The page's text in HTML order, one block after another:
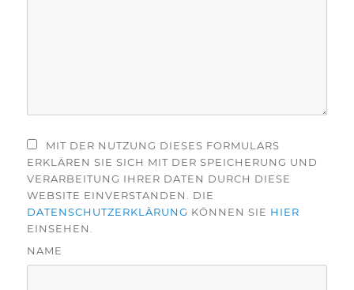
MIT DER NUTZUNG DIESES FORMULARS
ERKLÄREN SIE SICH MIT DER SPEICHERUNG UND
VERARBEITUNG IHRER DATEN DURCH DIESE
WEBSITE EINVERSTANDEN. DIE
DATENSCHUTZERKLÄRUNG KÖNNEN SIE HIER
EINSEHEN.
NAME